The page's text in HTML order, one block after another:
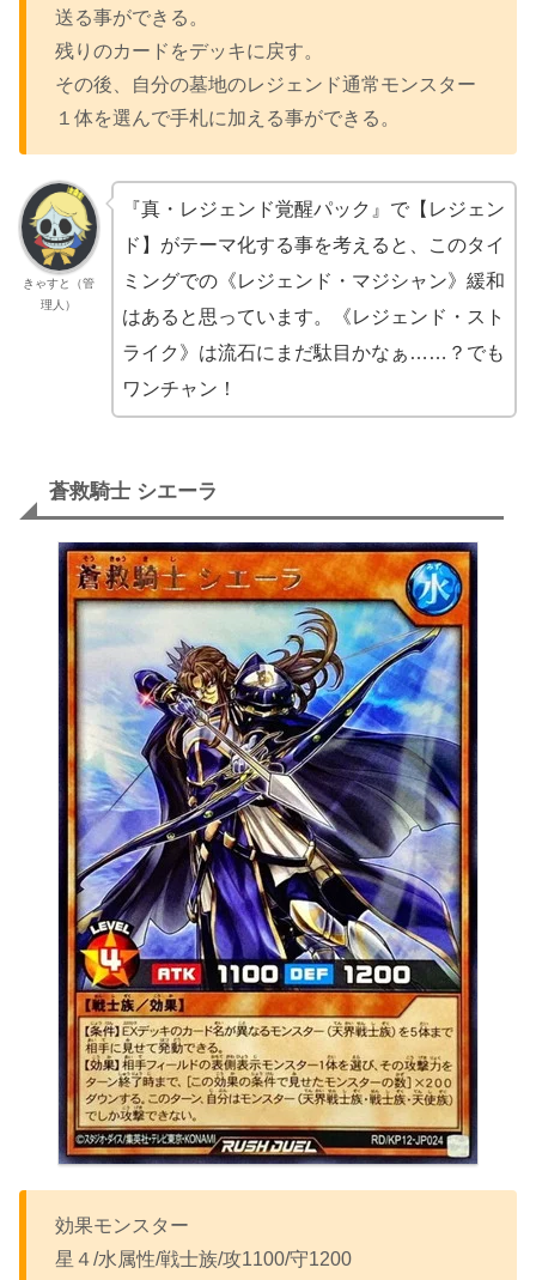
送る事ができる。
残りのカードをデッキに戻す。
その後、自分の墓地のレジェンド通常モンスター
１体を選んで手札に加える事ができる。
きゃすと（管
理人）
『真・レジェンド覚醒パック』で【レジェン
ド】がテーマ化する事を考えると、このタイ
ミングでの《レジェンド・マジシャン》緩和
はあると思っています。《レジェンド・スト
ライク》は流石にまだ駄目かなぁ……？でも
ワンチャン！
蒼救騎士 シエーラ
効果モンスター
星４/水属性/戦士族/攻1100/守1200